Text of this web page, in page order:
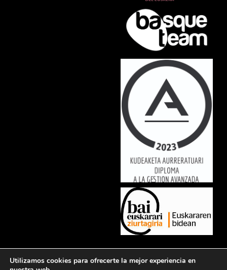
luctus nec ullamcorper mattis, pulvinar dapibus leo.
Utilizamos cookies para ofrecerte la mejor experiencia en